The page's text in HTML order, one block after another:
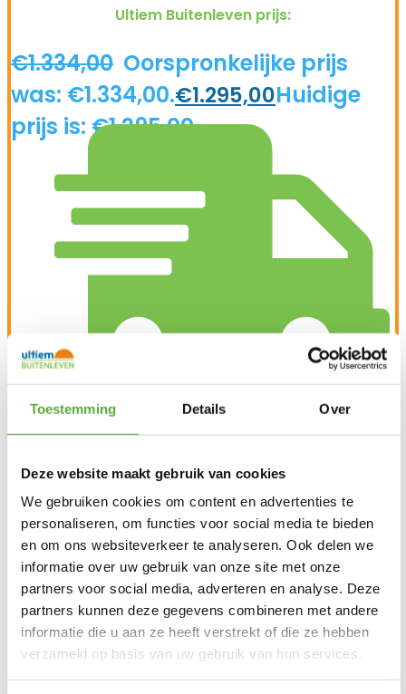
Toestemming Details Over
Deze website maakt gebruik van cookies
We gebruiken cookies om content en advertenties te
personaliseren, om functies voor social media te bieden
en om ons websiteverkeer te analyseren. Ook delen we
informatie over uw gebruik van onze site met onze
partners voor social media, adverteren en analyse. Deze
partners kunnen deze gegevens combineren met andere
informatie die u aan ze heeft verstrekt of die ze hebben
verzameld op basis van uw gebruik van hun services.
Ultiem Buitenleven prijs:
€1.334,00 Oorspronkelijke prijs
was: €1.334,00.€1.295,00Huidige
prijs is: €1.295,00.
Gratis verzending vanaf €250,-*